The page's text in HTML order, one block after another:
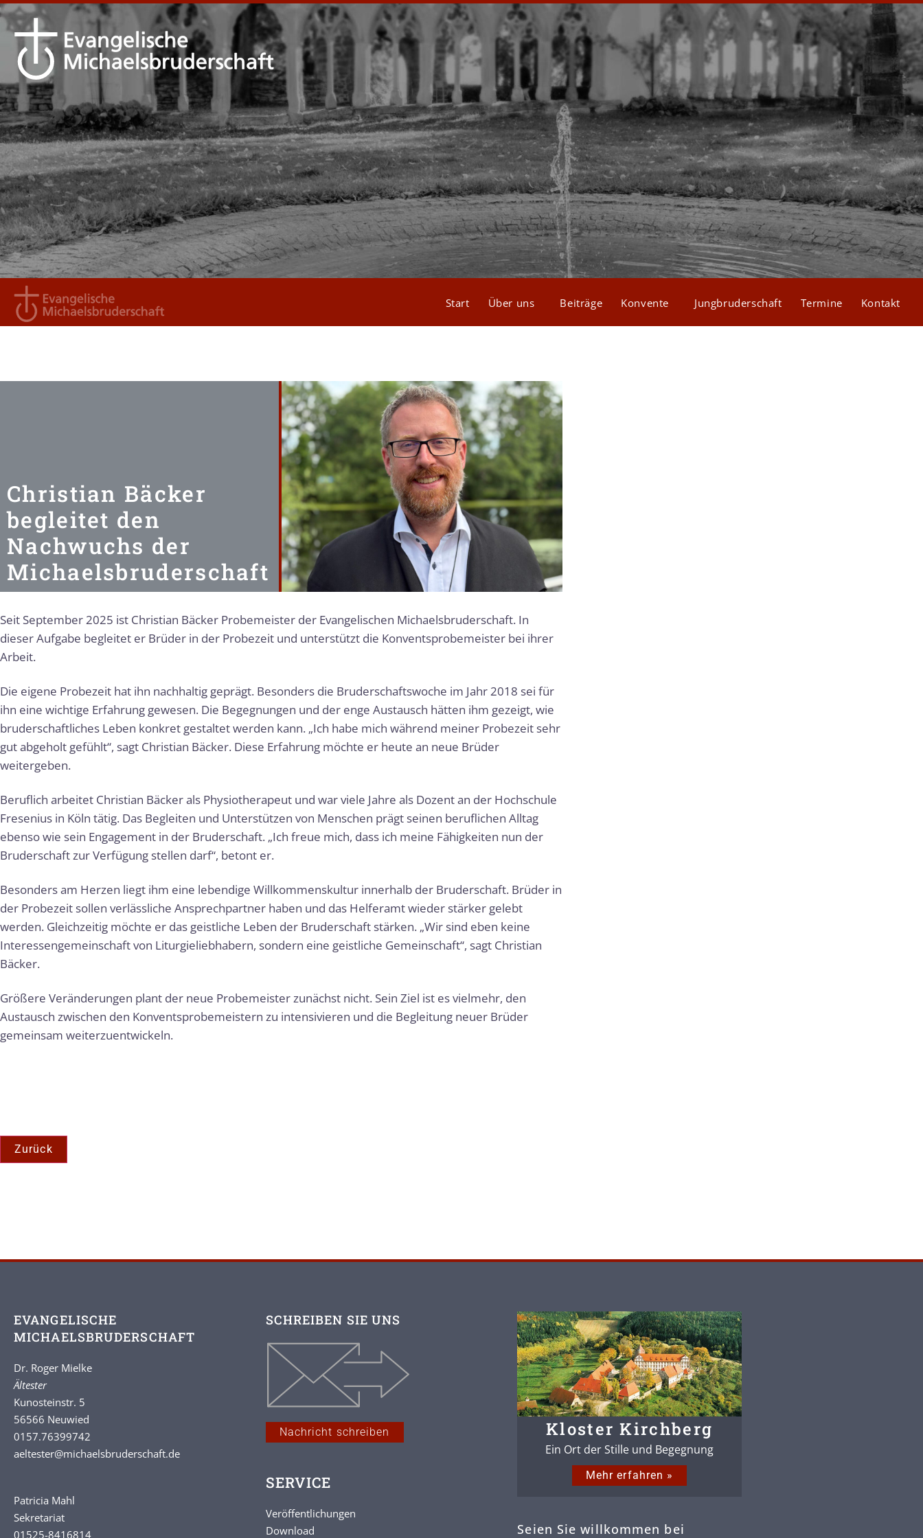
Start Über uns Beiträge Konvente Jungbruderschaft Termine Kontakt
Christian Bäcker
begleitet den
Nachwuchs der
Michaelsbruderschaft
Seit September 2025 ist Christian Bäcker Probemeister der Evangelischen Michaelsbruderschaft. In
dieser Aufgabe begleitet er Brüder in der Probezeit und unterstützt die Konventsprobemeister bei ihrer
Arbeit.
Die eigene Probezeit hat ihn nachhaltig geprägt. Besonders die Bruderschaftswoche im Jahr 2018 sei für
ihn eine wichtige Erfahrung gewesen. Die Begegnungen und der enge Austausch hätten ihm gezeigt, wie
bruderschaftliches Leben konkret gestaltet werden kann. „Ich habe mich während meiner Probezeit sehr
gut abgeholt gefühlt“, sagt Christian Bäcker. Diese Erfahrung möchte er heute an neue Brüder
weitergeben.
Beruflich arbeitet Christian Bäcker als Physiotherapeut und war viele Jahre als Dozent an der Hochschule
Fresenius in Köln tätig. Das Begleiten und Unterstützen von Menschen prägt seinen beruflichen Alltag
ebenso wie sein Engagement in der Bruderschaft. „Ich freue mich, dass ich meine Fähigkeiten nun der
Bruderschaft zur Verfügung stellen darf“, betont er.
Besonders am Herzen liegt ihm eine lebendige Willkommenskultur innerhalb der Bruderschaft. Brüder in
der Probezeit sollen verlässliche Ansprechpartner haben und das Helferamt wieder stärker gelebt
werden. Gleichzeitig möchte er das geistliche Leben der Bruderschaft stärken. „Wir sind eben keine
Interessengemeinschaft von Liturgieliebhabern, sondern eine geistliche Gemeinschaft“, sagt Christian
Bäcker.
Größere Veränderungen plant der neue Probemeister zunächst nicht. Sein Ziel ist es vielmehr, den
Austausch zwischen den Konventsprobemeistern zu intensivieren und die Begleitung neuer Brüder
gemeinsam weiterzuentwickeln.
EVANGELISCHE
MICHAELSBRUDERSCHAFT
Dr. Roger Mielke
Ältester
Kunosteinstr. 5
56566 Neuwied
0157.76399742
aeltester@michaelsbruderschaft.de
Patricia Mahl
Sekretariat
01525-8416814
SCHREIBEN SIE UNS
Nachricht schreiben
SERVICE
Veröffentlichungen
Download
Kloster Kirchberg
Ein Ort der Stille und Begegnung
Mehr erfahren »
Seien Sie willkommen bei